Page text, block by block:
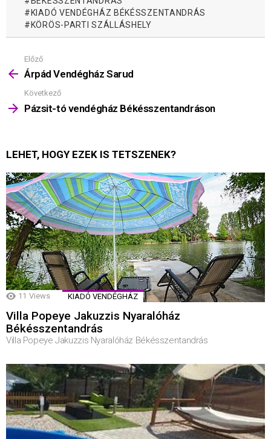
KIADÓ VENDÉGHÁZ BÉKÉSSZENTANDRÁS
KÖRÖS-PARTI SZÁLLÁSHELY
Mutass
többet
Előző
Árpád Vendégház Sarud
Következő
Pázsit-tó vendégház Békésszentandráson
LEHET, HOGY EZEK IS TETSZENEK?
11 Views KIADÓ VENDÉGHÁZ
Villa Popeye Jakuzzis Nyaralóház
Békésszentandrás
Villa Popeye Jakuzzis Nyaralóház Békésszentandrás